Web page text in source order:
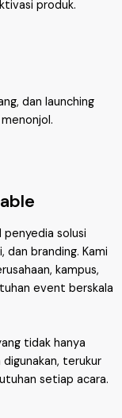
produk.
dan launching
solusi
branding. Kami
kampus,
event berskala
tidak hanya
terukur
setiap acara.